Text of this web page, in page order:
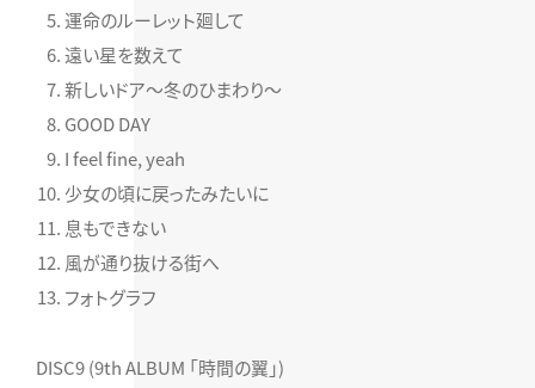
運命のルーレット廻して
遠い星を数えて
新しいドア～冬のひまわり～
GOOD DAY
I feel fine, yeah
少女の頃に戻ったみたいに
息もできない
風が通り抜ける街へ
フォトグラフ
DISC9 (9th ALBUM 「時間の翼」)